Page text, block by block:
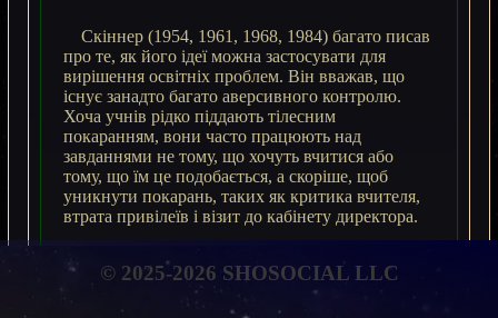
Скіннер (1954, 1961, 1968, 1984) багато писав
про те, як його ідеї можна застосувати для
вирішення освітніх проблем. Він вважав, що
існує занадто багато аверсивного контролю.
Хоча учнів рідко піддають тілесним
покаранням, вони часто працюють над
завданнями не тому, що хочуть вчитися або
тому, що їм це подобається, а скоріше, щоб
уникнути покарань, таких як критика вчителя,
втрата привілеїв і візит до кабінету директора.
Друге занепокоєння полягає в тому, що
підкріплення відбувається нечасто і часто не в
належний час. Вчителі приділяють кожному
© 2025-2026 SHOSOCIAL LLC